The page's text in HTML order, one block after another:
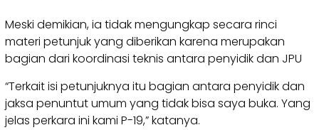
Meski demikian, ia tidak mengungkap secara rinci
materi petunjuk yang diberikan karena merupakan
bagian dari koordinasi teknis antara penyidik dan JPU
“Terkait isi petunjuknya itu bagian antara penyidik dan
jaksa penuntut umum yang tidak bisa saya buka. Yang
jelas perkara ini kami P-19,” katanya.